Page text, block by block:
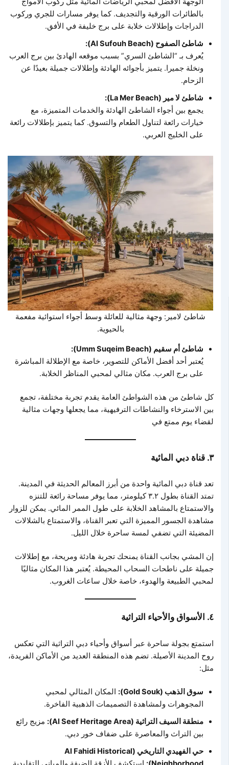
بالطائرات الورقية والتجديف. كما يوفر مسارات للجري وركوب
الدراجات وإطلالات خلابة على برج خليفة في الأفق.
شاطئ الصفوح (Al Sufouh Beach):
يُعرف بـ “الشاطئ السري” بسبب موقعه الهادئ بين برج العرب
ونخلة جميرا. يتميز بأجوائه الهادئة وإطلالات جميلة بعيدًا عن
الزحام.
شاطئ لا مير (La Mer Beach):
يجمع بين أجواء الشاطئ الهادئة والخدمات المتميزة، مع
خيارات رائعة لتناول الطعام والتسوق. كما يتميز بإطلالات رائعة
على الخليج العربي.
شاطئ لامير: وجهة مثالية للعائلة وسط أجواء استوائية مفعمة
بالحيوية.
شاطئ أم سقيم (Umm Suqeim Beach):
يُعتبر أحد أفضل الأماكن للتصوير، خاصة مع الإطلالة المباشرة
على برج العرب. مكان مثالي لمحبي المناظر الخلابة.
كل شاطئ من هذه الشواطئ العامة يقدم تجربة مختلفة، تجمع
بين الاسترخاء والنشاطات الترفيهية، مما يجعلها وجهات مثالية
لقضاء يوم ممتع في
٣. قناة دبي المائية
تعد قناة دبي المائية واحدة من أبرز المعالم الحديثة في المدينة.
تمتد القناة بطول ٣.٢ كيلومتر، مما يوفر مساحة رائعة للتنزه
والاستمتاع بالمشاهد الخلابة على طول الممر المائي. يمكن للزوار
مشاهدة الجسور المميزة التي تعبر القناة، والاستمتاع بالشلالات
المضيئة التي تضفي لمسة ساحرة خلال الليل.
إن المشي بجانب القناة يمنحك تجربة هادئة ومريحة، مع إطلالات
جميلة على ناطحات السحاب المحيطة. يُعتبر هذا المكان مثاليًا
لمحبي الطبيعة والهدوء، خاصة خلال ساعات الغروب.
٤. الأسواق والأحياء التراثية
استمتع بجولة ساحرة عبر أسواق وأحياء دبي التراثية التي تعكس
روح المدينة الأصيلة. تضم هذه المنطقة العديد من الأماكن الفريدة،
مثل:
سوق الذهب (Gold Souk):
المكان المثالي لمحبي
المجوهرات ولمشاهدة التصميمات الذهبية الفاخرة.
منطقة السيف التراثية (Al Seef Heritage Area):
مزيج رائع
بين التراث والمعاصرة على ضفاف خور دبي.
حي الفهيدي التاريخي (Al Fahidi Historical